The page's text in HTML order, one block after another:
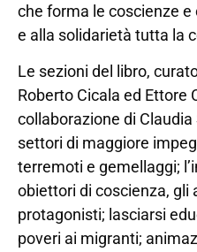
che forma le coscienze
e alla solidarietà tutta la
Le sezioni del libro,
Roberto Cicala ed Ettore
collaborazione di
settori di maggiore
terremoti e gemellaggi;
obiettori di coscienza, gli
protagonisti; lasciarsi
poveri ai migranti;